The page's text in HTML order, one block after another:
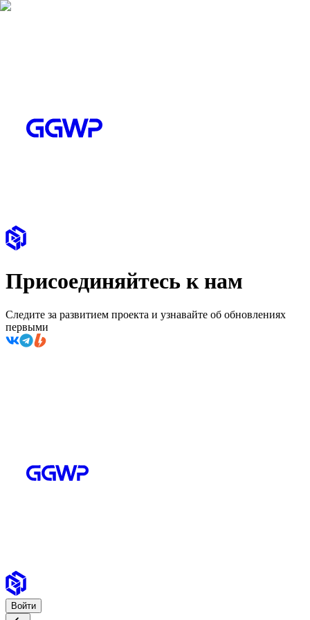
Присоединяйтесь к нам
Следите за развитием проекта и узнавайте об обновлениях
первыми
Войти